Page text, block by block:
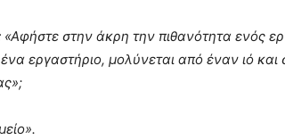
«Αφήστε στην άκρη την πιθανότητα ενός
εργαστήριο, μολύνεται από έναν ιό